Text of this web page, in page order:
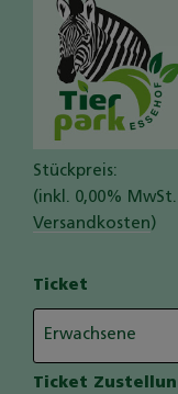
Stückpreis:
(inkl. 0,00%
Versandkosten)
Ticket
Ticket